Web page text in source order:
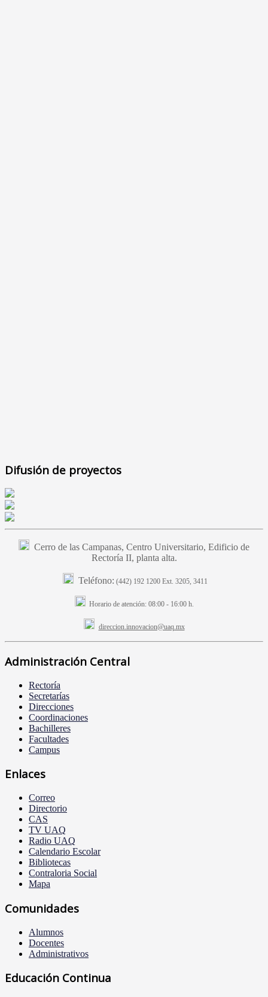
Difusión de proyectos
Cerro de las Campanas, Centro Universitario, Edificio de
Rectoría II, planta alta.
Teléfono: (442) 192 1200 Ext. 3205, 3411
Horario de atención:08:00 - 16:00 h.
direccion.innovacion@uaq.mx
Administración Central
Rectoría
Secretarías
Direcciones
Coordinaciones
Bachilleres
Facultades
Campus
Enlaces
Correo
Directorio
CAS
TV UAQ
Radio UAQ
Calendario Escolar
Bibliotecas
Contraloria Social
Mapa
Comunidades
Alumnos
Docentes
Administrativos
Educación Continua